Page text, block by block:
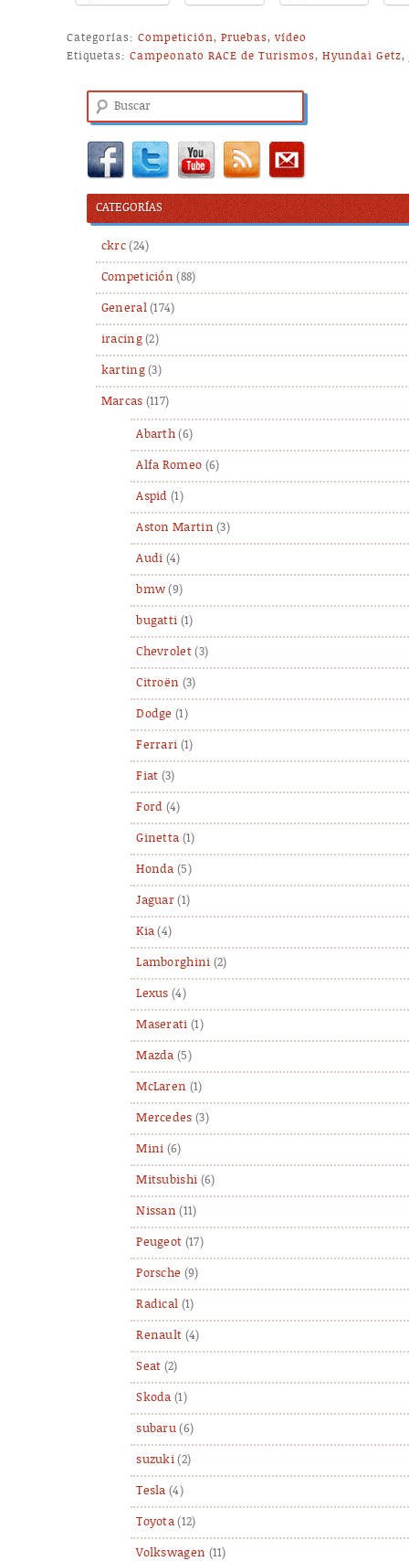
Categorías: Competición,Pruebas,vídeo
Etiquetas: Campeonato RACE de Turismos,Hyundai Getz,
Buscar
CATEGORÍAS
ckrc(24)
Competición (88)
General(174)
iracing(2)
karting(3)
Marcas (117)
Abarth (6)
Alfa Romeo (6)
Aspid (1)
Aston Martin (3)
Audi (4)
bmw (9)
bugatti (1)
Chevrolet(3)
Citroën (3)
Dodge (1)
Ferrari (1)
Fiat (3)
Ford (4)
Ginetta (1)
Honda (5)
Jaguar (1)
Kia (4)
Lamborghini (2)
Lexus (4)
Maserati (1)
Mazda (5)
McLaren (1)
Mercedes (3)
Mini (6)
Mitsubishi (6)
Nissan (11)
Peugeot (17)
Porsche (9)
Radical (1)
Renault (4)
Seat (2)
Skoda (1)
subaru (6)
suzuki (2)
Tesla (4)
Toyota (12)
Volkswagen (11)